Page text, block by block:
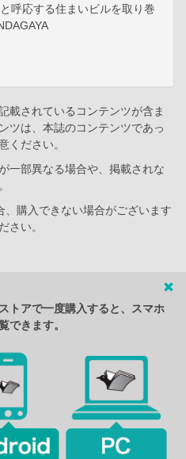
呼応する住まいビルを取り巻
載されているコンテンツが含ま
ツは、本誌のコンテンツであっ
ください。
一部異なる場合や、掲載されな
購入できない場合がございます
さい。
トアで一度購入すると、スマホ
できます。